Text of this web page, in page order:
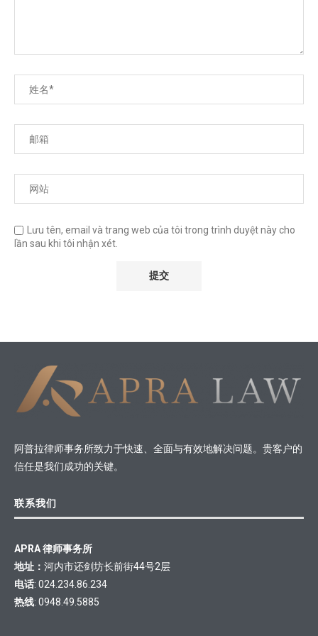
Lưu tên, email và trang web của tôi trong trình duyệt này cho
lần sau khi tôi nhận xét.
阿普拉律师事务所致力于快速、全面与有效地解决问题。贵客户的
信任是我们成功的关键。
联系我们
APRA 律师事务所
地址： 河内市还剑坊长前街44号2层
电话: 024.234.86.234
热线: 0948.49.5885